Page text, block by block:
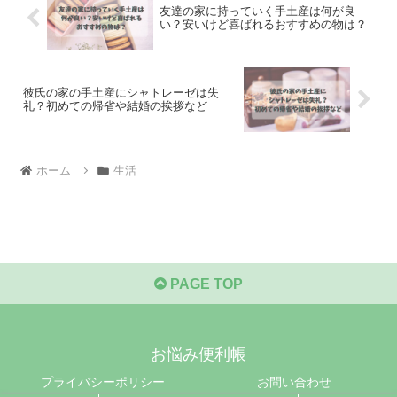
友達の家に持っていく手土産は何が良
い？安いけど喜ばれるおすすめの物は？
彼氏の家の手土産にシャトレーゼは失
礼？初めての帰省や結婚の挨拶など
ホーム 生活
PAGE TOP
お悩み便利帳
プライバシーポリシー お問い合わせ